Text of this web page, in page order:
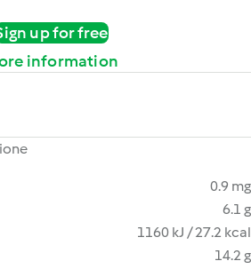
up for free
information
0.9 mg
6.1 g
1160 kJ / 27.2 kcal
14.2 g